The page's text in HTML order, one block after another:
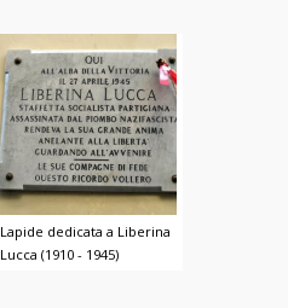
Lapide dedicata a Liberina
Lucca (1910 - 1945)